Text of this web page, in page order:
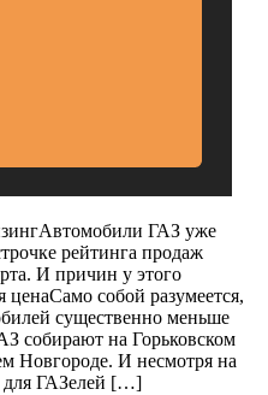
ГАЗ уже
рейтинга продаж
И причин у этого
ценаСамо собой разумеется,
существенно меньше
собирают на Горьковском
Новгороде. И несмотря на
для ГАЗелей […]